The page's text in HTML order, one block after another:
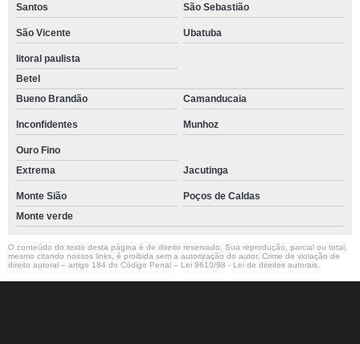
Santos São Sebastião
São Vicente Ubatuba
litoral paulista
Betel
Bueno Brandão
Camanducaia
Inconfidentes Munhoz
Ouro Fino
Extrema
Jacutinga
Monte Sião
Poços de Caldas
Monte verde
O conteúdo do texto desta página é de direito reservado. Sua reprodução, parcial ou total,
mesmo citando nossos links, é proibida sem a autorização do autor. Crime de violação de
direito autoral – artigo 184 do Código Penal – Lei 9610/98 - Lei de direitos autorais